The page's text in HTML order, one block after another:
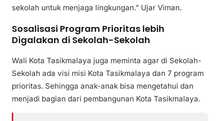
sekolah untuk menjaga lingkungan.” Ujar Viman.
Sosalisasi Program Prioritas lebih
Digalakan di Sekolah-Sekolah
Wali Kota Tasikmalaya juga meminta agar di Sekolah-
Sekolah ada visi misi Kota Tasikmalaya dan 7 program
prioritas. Sehingga anak-anak bisa mengetahui dan
menjadi bagian dari pembangunan Kota Tasikmalaya.